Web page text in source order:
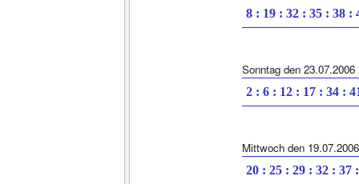
8 : 19 : 32 : 35 : 38 :
Sonntag den 23.07.2006
2 : 6 : 12 : 17 : 34 :
Mittwoch den 19.07.2006
20 : 25 : 29 : 32 : 37